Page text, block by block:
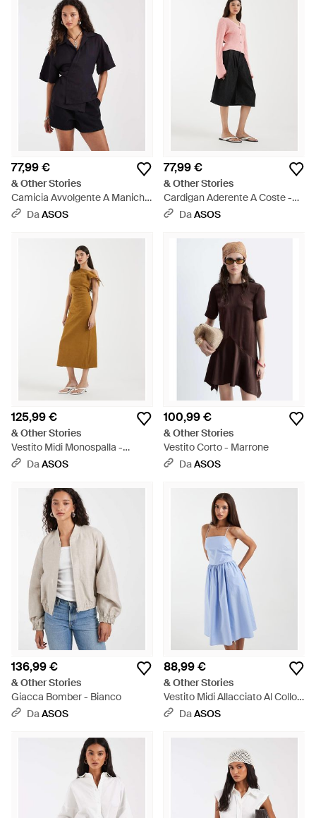
77,99 €
& Other Stories
Camicia Avvolgente A Maniche
Corte - Blu
DaASOS
77,99 €
& Other Stories
Cardigan Aderente A Coste -
RosaDaASOS
125,99 €
& Other Stories
Vestito Midi Monospalla -
Neutro
DaASOS
100,99 €
& Other Stories
Vestito Corto - Marrone
DaASOS
136,99 €
& Other Stories
Giacca Bomber - Bianco
DaASOS
88,99 €
& Other Stories
Vestito Midi Allacciato Al Collo
Con Spalline Sottili E Schiena
DaASOS